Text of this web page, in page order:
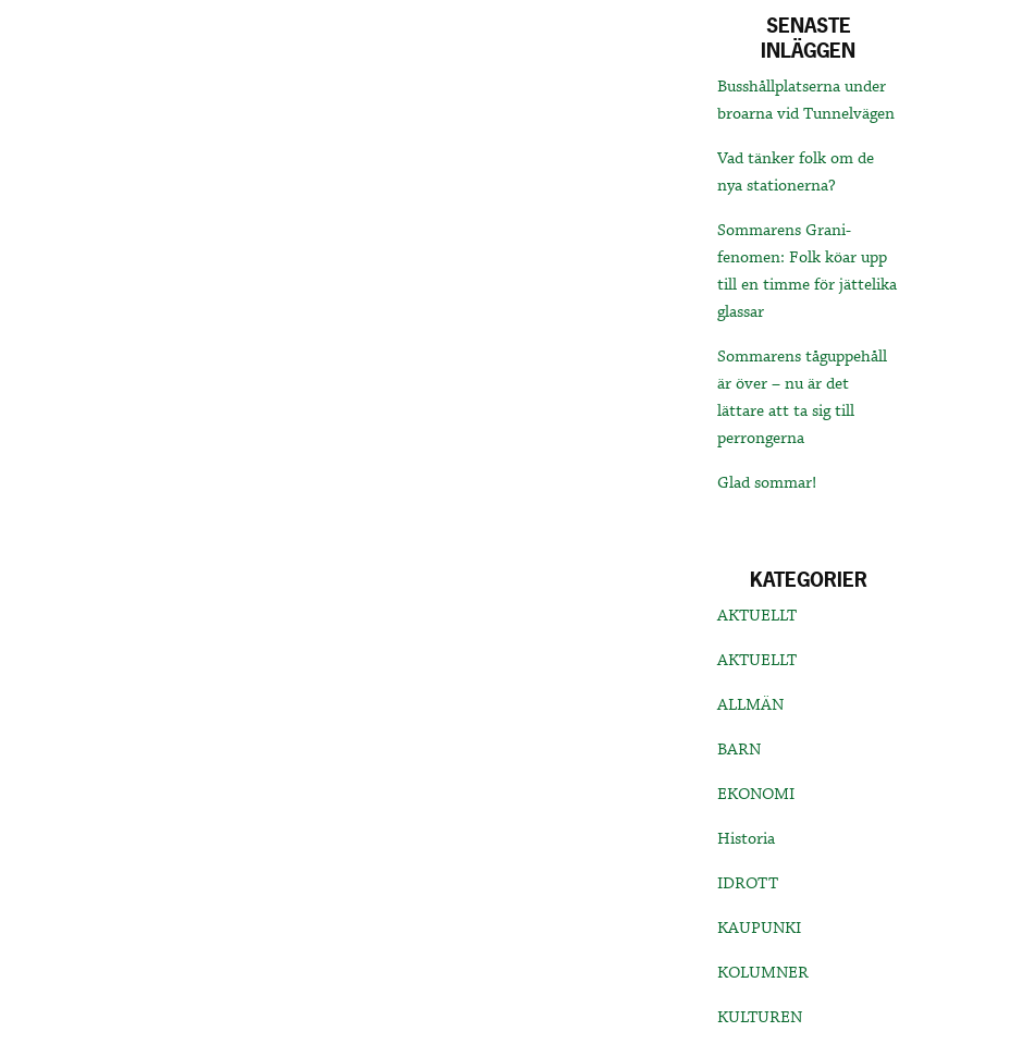
SENASTE
INLÄGGEN
Busshållplatserna under
broarna vid Tunnelvägen
Vad tänker folk om de
nya stationerna?
Sommarens Grani-
fenomen: Folk köar upp
till en timme för jättelika
glassar
Sommarens tåguppehåll
är över – nu är det
lättare att ta sig till
perrongerna
Glad sommar!
KATEGORIER
AKTUELLT
AKTUELLT
ALLMÄN
BARN
EKONOMI
Historia
IDROTT
KAUPUNKI
KOLUMNER
KULTUREN